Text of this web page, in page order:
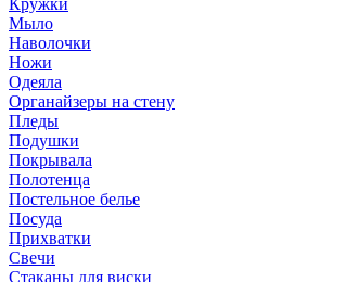
Кружки
Мыло
Наволочки
Ножи
Одеяла
Органайзеры на стену
Пледы
Подушки
Покрывала
Полотенца
Постельное белье
Посуда
Прихватки
Свечи
Стаканы для виски